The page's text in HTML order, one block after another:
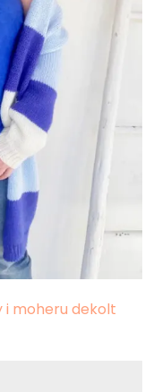
i moheru dekolt